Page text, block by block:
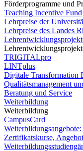
Förderprogramme und
Teaching Incentive Fund
Lehrpreise der
Lehrpreise des Landes
TRIGITALpro
LINTplus
Digitale Transformation
Qualitätsmanagement
Beratung und Service
Weiterbildung
Weiterbildung
CampusCard
Zertifikatskurse,